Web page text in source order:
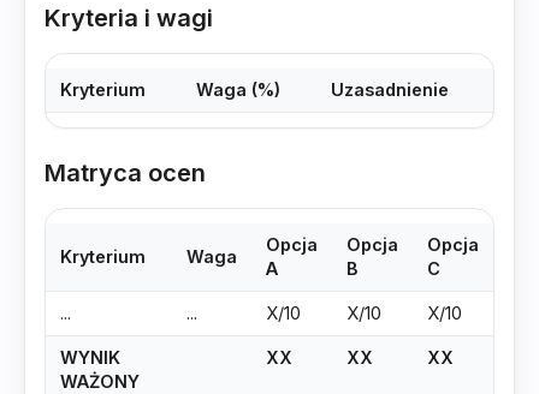
Kryteria i wagi
Kryterium Waga (%) Uzasadnienie
Matryca ocen
Kryterium Waga
Opcja
A
Opcja
B
Opcja
C
... ... X/10 X/10 X/10
WYNIK
WAŻONY
XX XX XX